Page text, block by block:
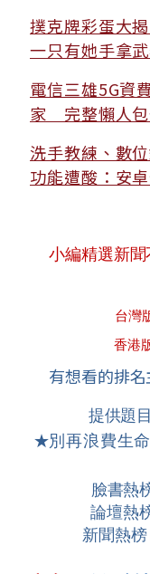
撲克牌彩蛋大
一只有她手拿
電信三雄5G資
家 完整懶人包
洗手教練、數
功能遭酸：安
小編精選新
台灣
香港
有想看的排
提供題
★別再浪費生
臉書熱
論壇熱
新聞熱